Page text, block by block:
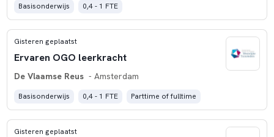
Basisonderwijs 0,4 - 1 FTE
Gisteren geplaatst
Ervaren OGO leerkracht
De Vlaamse Reus - Amsterdam
Basisonderwijs 0,4 - 1 FTE Parttime of fulltime
Gisteren geplaatst